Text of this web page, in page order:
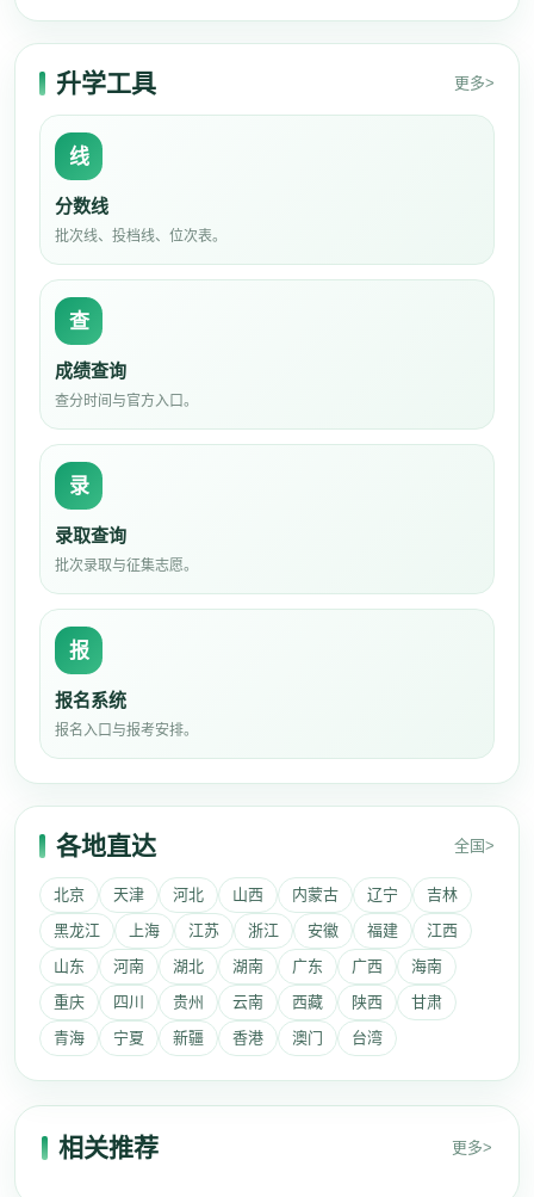
升学工具 更多>
线
分数线
批次线、投档线、位次表。
查
成绩查询
查分时间与官方入口。
录
录取查询
批次录取与征集志愿。
报
报名系统
报名入口与报考安排。
各地直达 全国>
北京 天津 河北 山西 内蒙古 辽宁
吉林
黑龙江
上海 江苏 浙江 安徽 福建
江西
山东
河南 湖北 湖南 广东 广西
海南
重庆
四川 贵州 云南 西藏 陕西
甘肃
青海
宁夏 新疆 香港 澳门 台湾
相关推荐 更多>